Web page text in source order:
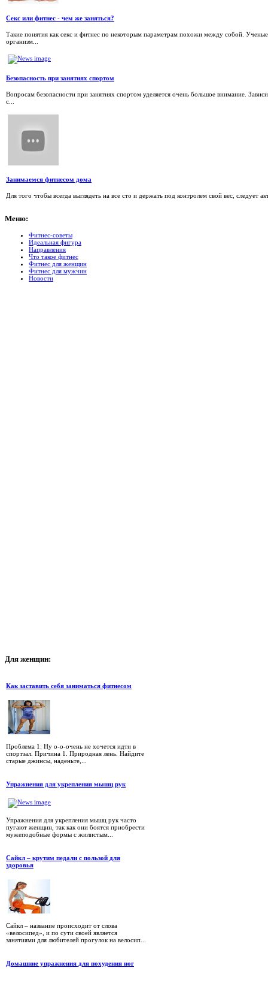
Секс или фитнес - чем же заняться?
Такие понятия как секс и фитнес по некоторым параметрам похожи между собой.
организм...
Безопасность при занятиях спортом
Вопросам безопасности при занятиях спортом уделяется очень большое внимание.
с...
Занимаемся фитнесом дома
Для того чтобы всегда выглядеть на все сто и держать под контролем свой вес,
Меню:
Фитнес-советы
Идеальная фигура
Направления
Что такое фитнес
Фитнес для женщин
Фитнес для мужчин
Новости
Для женщин:
Как заставить себя заниматься фитнесом
Проблема 1: Ну о-о-очень не хочется идти в
спортзал. Причина 1. Природная лень. Найдите
старые джинсы, наденьте,...
Упражнения для укрепления мышц рук
Упражнения для укрепления мышц рук часто
пугают женщин, так как они боятся приобрести
мужеподобные формы с жилистым...
Сайкл – крутим педали с пользой для
здоровья
Сайкл – название происходит от слова
«велосипед», и по сути своей является
занятиями для любителей прогулок на велосип...
Домашние упражнения для похудения ног